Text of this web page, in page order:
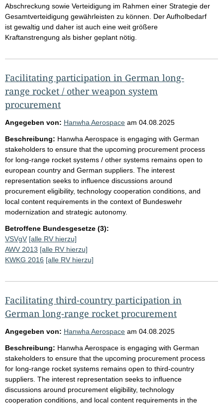
Abschreckung sowie Verteidigung im Rahmen einer Strategie der
Gesamtverteidigung gewährleisten zu können. Der Aufholbedarf
ist gewaltig und daher ist auch eine weit größere
Kraftanstrengung als bisher geplant nötig.
Facilitating participation in German long-
range rocket / other weapon system
procurement
Angegeben von: Hanwha Aerospace am 04.08.2025
Beschreibung: Hanwha Aerospace is engaging with German
stakeholders to ensure that the upcoming procurement process
for long-range rocket systems / other systems remains open to
european country and German suppliers. The interest
representation seeks to influence discussions around
procurement eligibility, technology cooperation conditions, and
local content requirements in the context of Bundeswehr
modernization and strategic autonomy.
Betroffene Bundesgesetze (3):
VSVgV [alle RV hierzu]
AWV 2013 [alle RV hierzu]
KWKG 2016 [alle RV hierzu]
Facilitating third-country participation in
German long-range rocket procurement
Angegeben von: Hanwha Aerospace am 04.08.2025
Beschreibung: Hanwha Aerospace is engaging with German
stakeholders to ensure that the upcoming procurement process
for long-range rocket systems remains open to third-country
suppliers. The interest representation seeks to influence
discussions around procurement eligibility, technology
cooperation conditions, and local content requirements in the